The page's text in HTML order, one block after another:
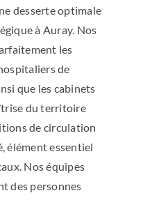
desserte optimale
à Auray. Nos
les
de
que les cabinets
du territoire
de circulation
élément essentiel
Nos équipes
des personnes